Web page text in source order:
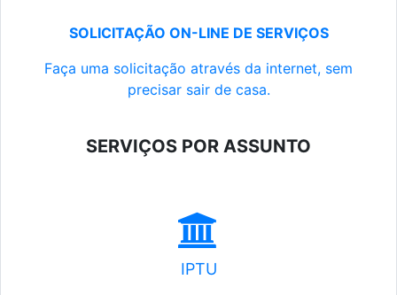
SOLICITAÇÃO ON-LINE DE SERVIÇOS
Faça uma solicitação através da internet, sem
precisar sair de casa.
SERVIÇOS POR ASSUNTO
IPTU